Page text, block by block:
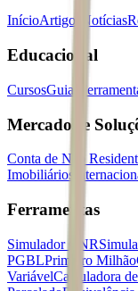
InícioArtigos Notícias
Educacional
CursosGuias
Mercados e
Conta de Não
Imobiliários
Ferramentas
Simulador CNR
PGBLPrimeiro Milhão
VariávelCalculadora